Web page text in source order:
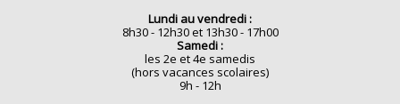
Lundi au vendredi :
8h30 - 12h30 et 13h30 - 17h00
Samedi :
les 2e et 4e samedis
(hors vacances scolaires)
9h - 12h